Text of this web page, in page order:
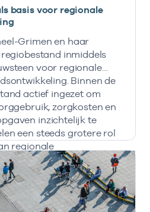
basis voor regionale
Grimen en haar
inmiddels
voor regionale
Binnen de
actief ingezet om
zorgkosten en
inzichtelijk te
een steeds grotere rol
regionale
en de inzet van IZA- en